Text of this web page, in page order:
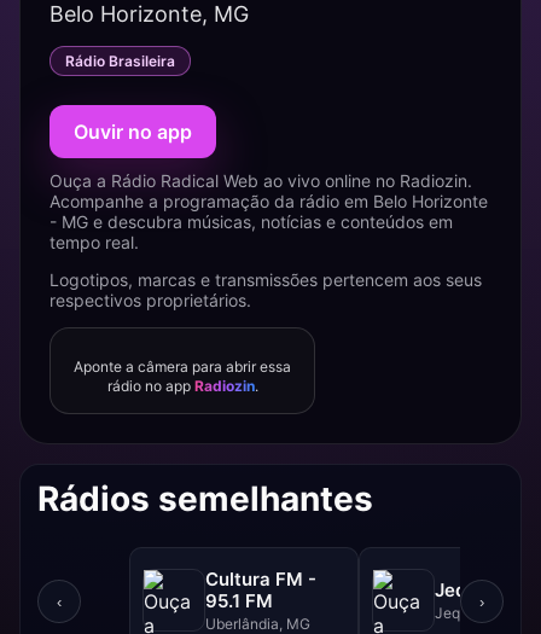
Belo Horizonte, MG
Rádio Brasileira
Ouvir no app
Ouça a Rádio Radical Web ao vivo online no Radiozin.
Acompanhe a programação da rádio em Belo Horizonte
- MG e descubra músicas, notícias e conteúdos em
tempo real.
Logotipos, marcas e transmissões pertencem aos seus
respectivos proprietários.
Aponte a câmera para abrir essa
rádio no app Radiozin.
Rádios semelhantes
‹
Cultura FM -
95.1 FM
Uberlândia, MG
Jequitibá
Jequitibá, MG
›